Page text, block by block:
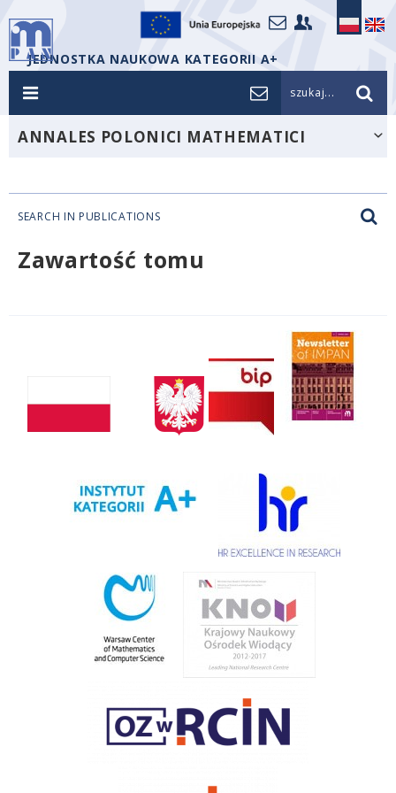
JEDNOSTKA NAUKOWA KATEGORII A+
szukaj...
ANNALES POLONICI MATHEMATICI
SEARCH IN PUBLICATIONS
Zawartość tomu